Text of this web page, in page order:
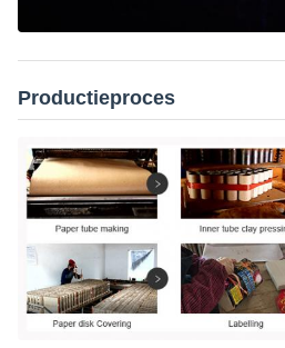
Productieproces